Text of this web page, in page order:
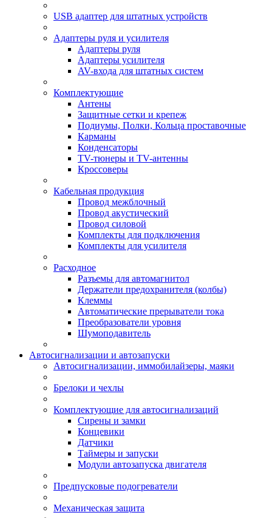
USB адаптер для штатных устройств
Адаптеры руля и усилителя
Адаптеры руля
Адаптеры усилителя
AV-входа для штатных систем
Комплектующие
Антены
Защитные сетки и крепеж
Подиумы, Полки, Кольца проставочные
Карманы
Конденсаторы
TV-тюнеры и TV-антенны
Кроссоверы
Кабельная продукция
Провод межблочный
Провод акустический
Провод силовой
Комплекты для подключения
Комплекты для усилителя
Расходное
Разъемы для автомагнитол
Держатели предохранителя (колбы)
Клеммы
Автоматические прерыватели тока
Преобразователи уровня
Шумоподавитель
Автосигнализации и автозапуски
Автосигнализации, иммобилайзеры, маяки
Брелоки и чехлы
Комплектующие для автосигнализаций
Сирены и замки
Концевики
Датчики
Таймеры и запуски
Модули автозапуска двигателя
Предпусковые подогреватели
Механическая защита